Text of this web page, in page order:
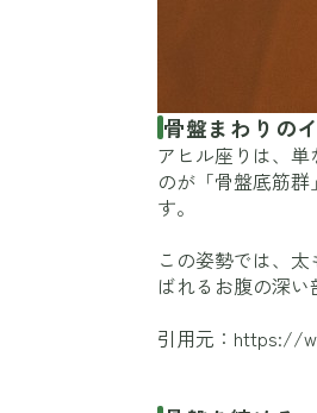
骨盤まわりの
アヒル座りは、
のが「骨盤底筋
す。
この姿勢では、
ばれるお腹の深い
引用元： https://